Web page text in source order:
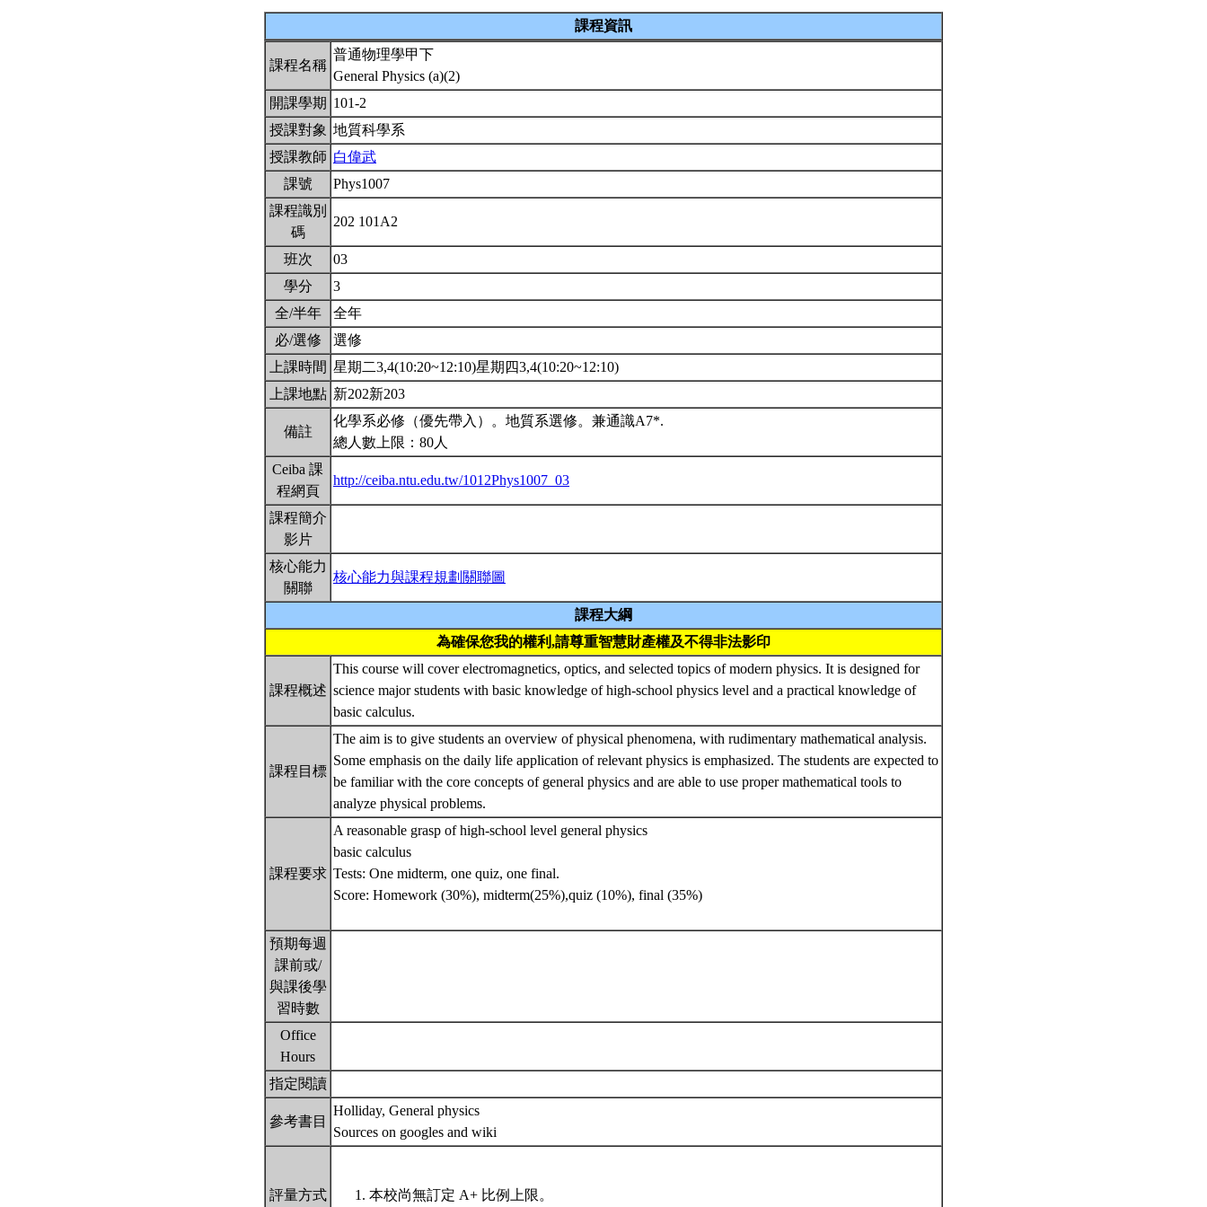
課程資訊
課程名稱
普通物理學甲下
General Physics (a)(2)
開課學期 101-2
授課對象 地質科學系
授課教師 白偉武
課號
Phys1007
課程識別
碼
202 101A2
班次
03
學分
3
全/半年
全年
必/選修
選修
上課時間 星期二3,4(10:20~12:10)星期四3,4(10:20~12:10)
上課地點 新202新203
備註
化學系必修（優先帶入）。地質系選修。兼通識A7*.
總人數上限：80人
Ceiba 課
程網頁
http://ceiba.ntu.edu.tw/1012Phys1007_03
課程簡介
影片
核心能力
關聯
核心能力與課程規劃關聯圖
課程大綱
為確保您我的權利,請尊重智慧財產權及不得非法影印
課程概述
This course will cover electromagnetics, optics, and selected topics of modern physics. It is designed for
science major students with basic knowledge of high-school physics level and a practical knowledge of
basic calculus.
課程目標
The aim is to give students an overview of physical phenomena, with rudimentary mathematical analysis.
Some emphasis on the daily life application of relevant physics is emphasized. The students are expected to
be familiar with the core concepts of general physics and are able to use proper mathematical tools to
analyze physical problems.
課程要求
A reasonable grasp of high-school level general physics
basic calculus
Tests: One midterm, one quiz, one final.
Score: Homework (30%), midterm(25%),quiz (10%), final (35%)
預期每週
課前或/
與課後學
習時數
Office
Hours
指定閱讀
參考書目
Holliday, General physics
Sources on googles and wiki
評量方式 本校尚無訂定 A+ 比例上限。